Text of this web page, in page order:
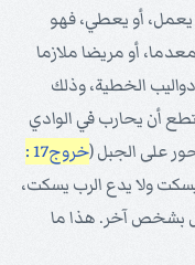
يعمل، أو يعطي، فهو
أو مريضا ملازما
الخطية، وذلك
أن يحارب في الوادي
على الجبل (
خروج17 :
ولا يدع الرب يسكت،
بشخص آخر. هذا ما